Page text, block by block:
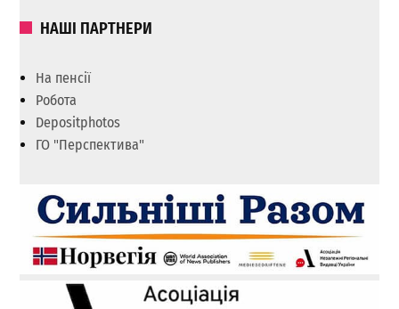
НАШІ ПАРТНЕРИ
На пенсії
Робота
Depositphotos
ГО "Перспектива"